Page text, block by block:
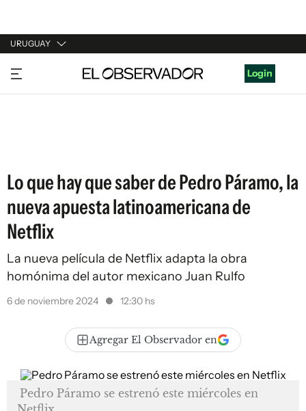
URUGUAY
URUGUAY
ARGENTINA
Login
Lo que hay que saber de Pedro Páramo, la
nueva apuesta latinoamericana de
Netflix
La nueva película de Netflix adapta la obra
homónima del autor mexicano Juan Rulfo
6 de noviembre 2024 12:30 hs
Agregar El Observador en
Pedro Páramo se estrenó este miércoles en